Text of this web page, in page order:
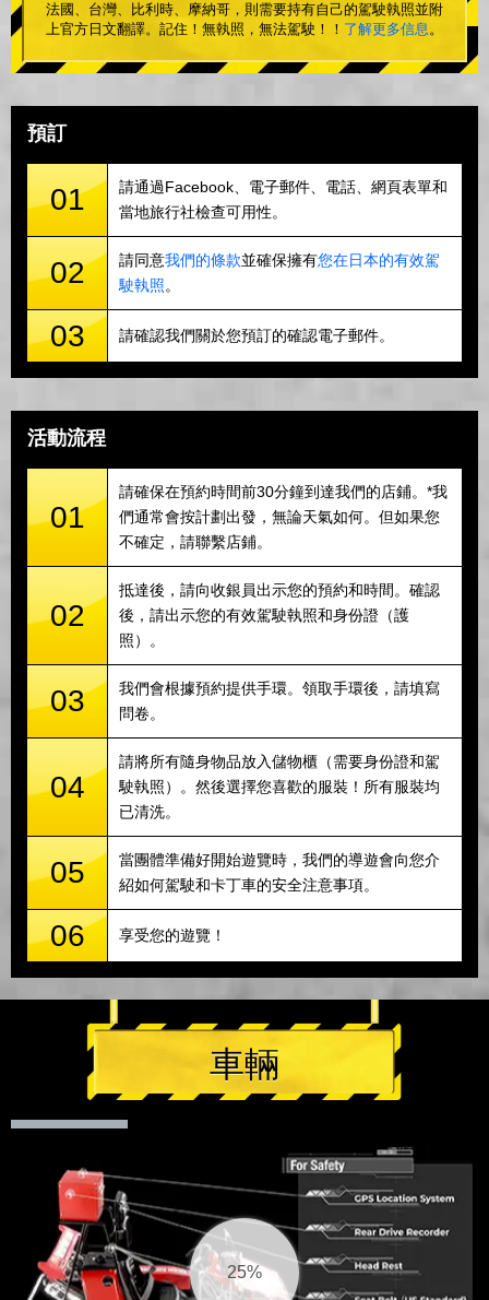
法國、台灣、比利時、摩納哥，則需要持有自己的駕駛執照並附
上官方日文翻譯。記住！無執照，無法駕駛！！ 了解更多信息。
預訂
01
請通過Facebook、電子郵件、電話、網頁表單和
當地旅行社檢查可用性。
02 請同意我們的條款並確保擁有您在日本的有效駕
駛執照。
03 請確認我們關於您預訂的確認電子郵件。
活動流程
01
請確保在預約時間前30分鐘到達我們的店鋪。*我
們通常會按計劃出發，無論天氣如何。但如果您
不確定，請聯繫店鋪。
02
抵達後，請向收銀員出示您的預約和時間。確認
後，請出示您的有效駕駛執照和身份證（護
照）。
03
我們會根據預約提供手環。領取手環後，請填寫
問卷。
04
請將所有隨身物品放入儲物櫃（需要身份證和駕
駛執照）。然後選擇您喜歡的服裝！所有服裝均
已清洗。
05
當團體準備好開始遊覽時，我們的導遊會向您介
紹如何駕駛和卡丁車的安全注意事項。
06 享受您的遊覽！
車輛
26%